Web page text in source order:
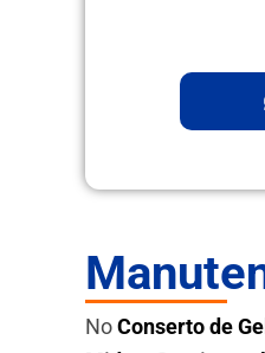
NoConserto de